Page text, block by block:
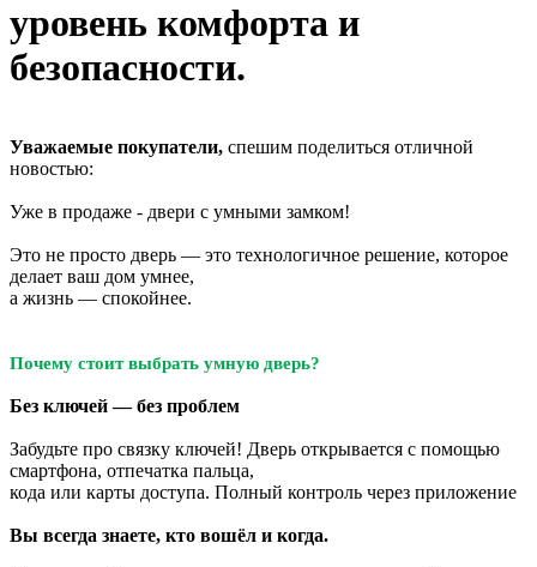
уровень комфорта и
безопасности.
Уважаемые покупатели, спешим поделиться отличной
новостью:
Уже в продаже - двери с умными замком!
Это не просто дверь — это технологичное решение, которое
делает ваш дом умнее,
а жизнь — спокойнее.
Почему стоит выбрать умную дверь?
Без ключей — без проблем
Забудьте про связку ключей! Дверь открывается с помощью
смартфона, отпечатка пальца,
кода или карты доступа. Полный контроль через приложение
Вы всегда знаете, кто вошёл и когда.